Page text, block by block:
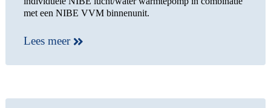
met een NIBE VVM binnenunit.
Lees meer